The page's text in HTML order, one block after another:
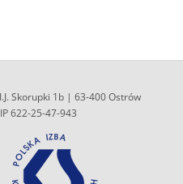
Skorupki 1b | 63-400 Ostrów
622-25-47-943